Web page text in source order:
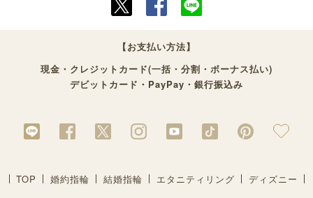
【お支払い方法】
現金・クレジットカード(一括・分割・ボーナス払い)
デビットカード・PayPay・銀行振込み
TOP 婚約指輪 結婚指輪 エタニティリング ディズニー